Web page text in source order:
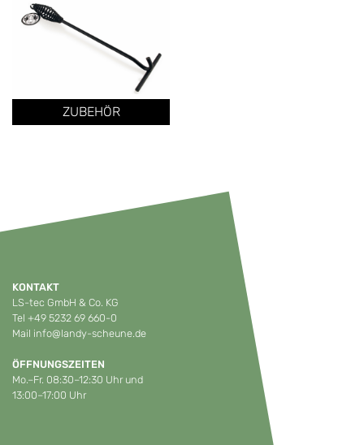
ZUBEHÖR
KONTAKT
LS-tec GmbH & Co. KG
Tel +49 5232 69 660-0
Mail info@landy-scheune.de
ÖFFNUNGSZEITEN
Mo.–Fr. 08:30–12:30 Uhr und
13:00–17:00 Uhr